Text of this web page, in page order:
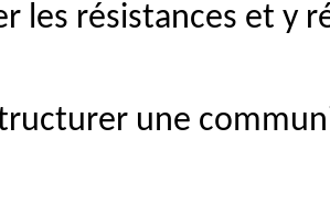
les résistances et y
une